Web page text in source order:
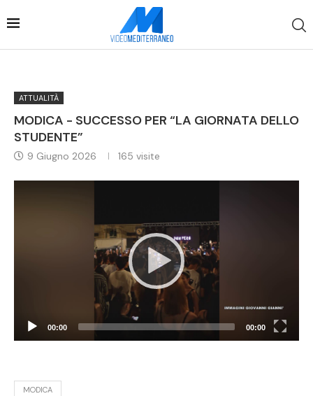
ATTUALITÀ
MODICA - SUCCESSO PER “LA GIORNATA DELLO
STUDENTE”
9 Giugno 2026 165 visite
00:00 00:00
MODICA